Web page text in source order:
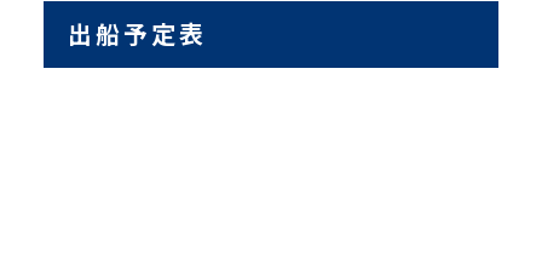
出船予定表